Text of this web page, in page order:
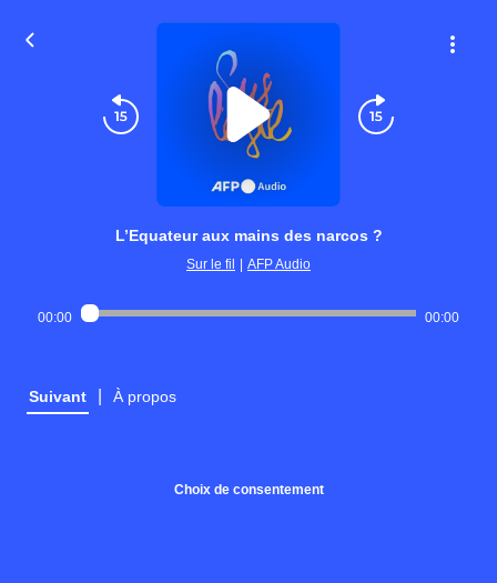
L’Equateur aux mains des narcos ?
Sur le fil AFP Audio
00:00 00:00
Suivant À propos
Choix de consentement